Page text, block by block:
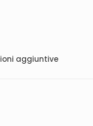
aggiuntive